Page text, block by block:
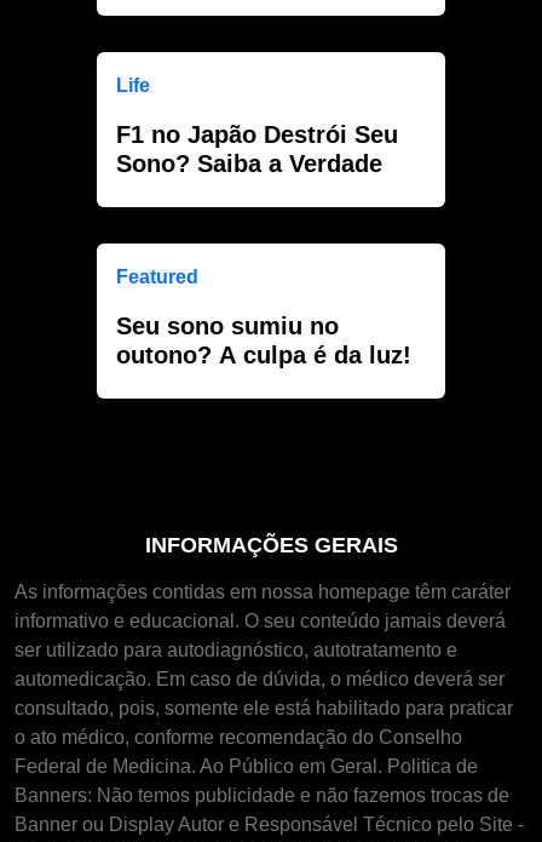
Life
F1 no Japão Destrói Seu
Sono? Saiba a Verdade
Featured
Seu sono sumiu no
outono? A culpa é da luz!
INFORMAÇÕES GERAIS
As informações contidas em nossa homepage têm caráter
informativo e educacional. O seu conteúdo jamais deverá
ser utilizado para autodiagnóstico, autotratamento e
automedicação. Em caso de dúvida, o médico deverá ser
consultado, pois, somente ele está habilitado para praticar
o ato médico, conforme recomendação do Conselho
Federal de Medicina. Ao Público em Geral. Politica de
Banners: Não temos publicidade e não fazemos trocas de
Banner ou Display Autor e Responsável Técnico pelo Site -